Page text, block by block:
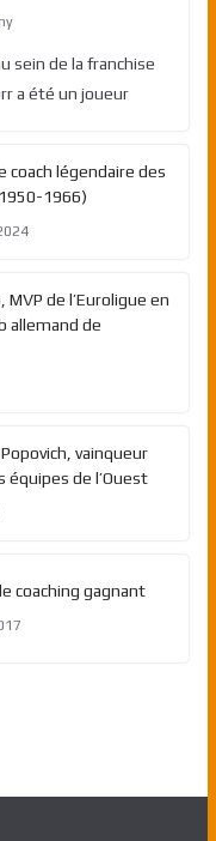
sein de la franchise
a été un joueur
coach légendaire des
1966)
MVP de l’Euroligue en
allemand de
vainqueur
équipes de l’Ouest
coaching gagnant